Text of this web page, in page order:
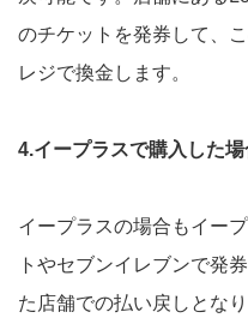
のチケットを発券して、
レジで換金します。
4.イープラスで購入した場
イープラスの場合もイー
トやセブンイレブンで発
た店舗での払い戻しとなり